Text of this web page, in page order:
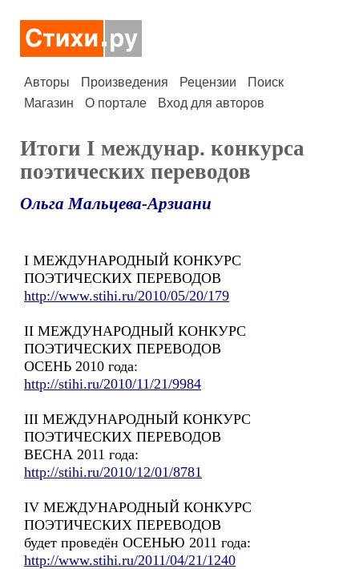
Авторы Произведения Рецензии
Поиск
Магазин
О портале Вход для авторов
Итоги I междунар. конкурса
поэтических переводов
Ольга Мальцева-Арзиани
I МЕЖДУНАРОДНЫЙ КОНКУРС
ПОЭТИЧЕСКИХ ПЕРЕВОДОВ
http://www.stihi.ru/2010/05/20/179
II МЕЖДУНАРОДНЫЙ КОНКУРС
ПОЭТИЧЕСКИХ ПЕРЕВОДОВ
ОСЕНЬ 2010 года:
http://stihi.ru/2010/11/21/9984
III МЕЖДУНАРОДНЫЙ КОНКУРС
ПОЭТИЧЕСКИХ ПЕРЕВОДОВ
ВЕСНА 2011 года:
http://stihi.ru/2010/12/01/8781
IV МЕЖДУНАРОДНЫЙ КОНКУРС
ПОЭТИЧЕСКИХ ПЕРЕВОДОВ
будет проведён ОСЕНЬЮ 2011 года:
http://www.stihi.ru/2011/04/21/1240